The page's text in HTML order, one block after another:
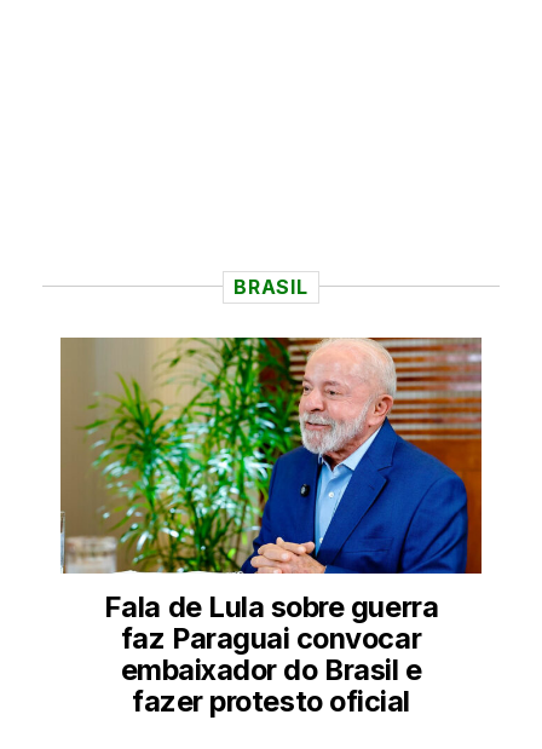
BRASIL
Fala de Lula sobre guerra
faz Paraguai convocar
embaixador do Brasil e
fazer protesto oficial